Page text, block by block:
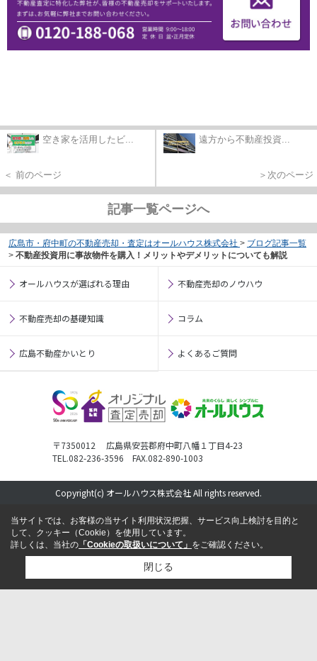
空き家を活用したビ...
＜ 前のページ
遠方から不動産投資...
＞次のページ
記事一覧ページへ
広島市・府中町の不動産売却・査定はオールハウス株式会社 > ブログ記事一覧
> 不動産投資用に事故物件を購入！メリットやデメリットについても解説
オールハウスが選ばれる理由 不動産売却のノウハウ
不動産売却の基礎知識 コラム
広島不動産かいとり よくあるご質問
〒7350012 広島県安芸郡府中町八幡１丁目4-23
TEL.082-236-3596 FAX.082-890-1003
Copyright(c) オールハウス株式会社 All rights reserved.
当サイトでは、お客様の当サイト利用状況把握、サービス向上検討を目的と
して、クッキー（Cookie）を使用しています。
詳しくは、当社の 「Cookieの取扱いについて」 をご確認ください。
閉じる